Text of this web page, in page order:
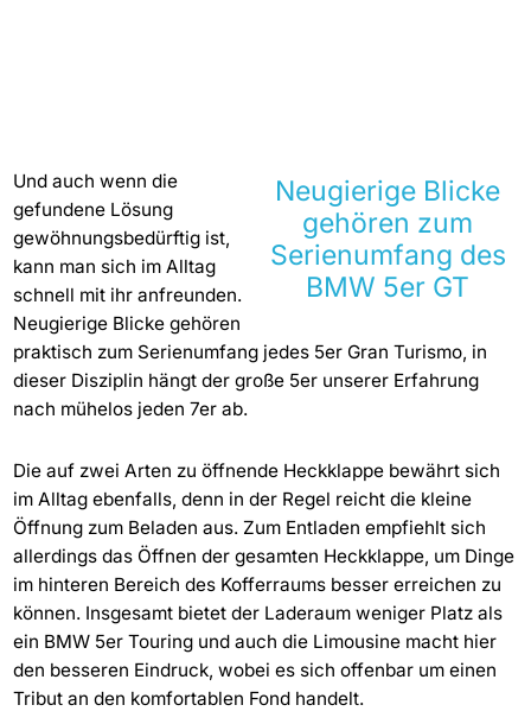
Neugierige Blicke
gehören zum
Serienumfang des
BMW 5er GT
Und auch wenn die
gefundene Lösung
gewöhnungsbedürftig ist,
kann man sich im Alltag
schnell mit ihr anfreunden.
Neugierige Blicke gehören
praktisch zum Serienumfang jedes 5er Gran Turismo, in
dieser Disziplin hängt der große 5er unserer Erfahrung
nach mühelos jeden 7er ab.
Die auf zwei Arten zu öffnende Heckklappe bewährt sich
im Alltag ebenfalls, denn in der Regel reicht die kleine
Öffnung zum Beladen aus. Zum Entladen empfiehlt sich
allerdings das Öffnen der gesamten Heckklappe, um Dinge
im hinteren Bereich des Kofferraums besser erreichen zu
können. Insgesamt bietet der Laderaum weniger Platz als
ein BMW 5er Touring und auch die Limousine macht hier
den besseren Eindruck, wobei es sich offenbar um einen
Tribut an den komfortablen Fond handelt.